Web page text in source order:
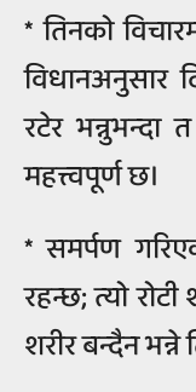
* तिनको
विधानअनुसार
रटेर
महत्त्वपूर्ण छ।
* समर्पण
रहन्छ; त्यो
शरीर बन्दैन भन्ने